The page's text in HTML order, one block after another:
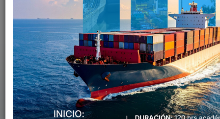
TODOS FOROS PROGRAMAS ESPECIALIZADOS
CURSOS TALLERES SEMINARIOS CHARLAS